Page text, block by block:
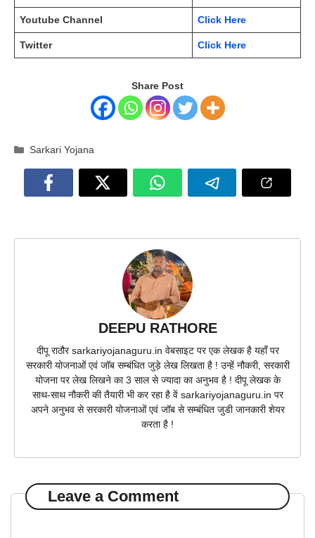
Youtube Channel Click Here
Twitter Click Here
Share Post
Categories
Sarkari Yojana
DEEPU RATHORE
दीपू राठौर sarkariyojanaguru.in वेबसाइट पर एक लेखक है यहाँ पर
सरकारी योजनाओं एवं जॉब सम्बंधित जुड़े लेख लिखता है ! उन्हें नौकरी, सरकारी
योजना पर लेख लिखने का 3 साल से ज्यादा का अनुभव है ! दीपू लेखक के
साथ-साथ नौकरी की तैयारी भी कर रहा है वें sarkariyojanaguru.in पर
अपने अनुभव से सरकारी योजनाओं एवं जॉब से सम्बंधित जुडी जानकारी शेयर
करता है !
Leave a Comment